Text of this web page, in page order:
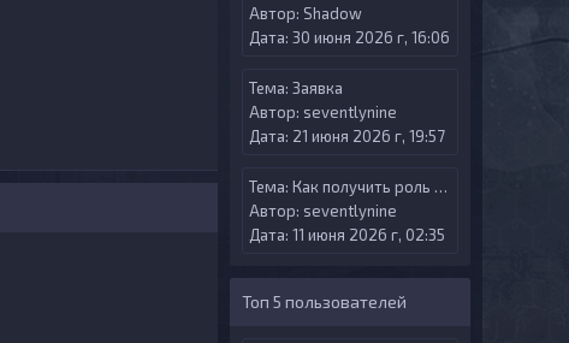
Автор: Shadow
Дата: 30 июня 2026 г, 16:06
Тема: Заявка
Автор: seventlynine
Дата: 21 июня 2026 г, 19:57
Тема: Как получить роль Try Gamer?
Автор: seventlynine
Дата: 11 июня 2026 г, 02:35
Топ 5 пользователей